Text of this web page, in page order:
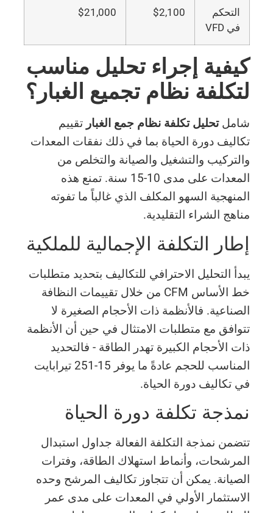
التحكم
في VFD
$2,100
$21,000
كيفية إجراء تحليل مناسب
لتكلفة نظام تجميع الغبار؟
شامل تحليل تكلفة نظام جمع الغبارتقييم
تكاليف دورة الحياة بما في ذلك نفقات المعدات
والتركيب والتشغيل والصيانة والتخلص من
المعدات على مدى 10-15 سنة. تمنع هذه
المنهجية السهو المكلف الذي غالباً ما تفوته
مناهج الشراء التقليدية.
إطار التكلفة الإجمالية للملكية
يبدأ التحليل الاحترافي للتكاليف بتحديد متطلبات
خط الأساس CFM من خلال تقييمات النظافة
الصناعية. فالأنظمة ذات الأحجام الصغيرة لا
تتوافق مع متطلبات الامتثال في حين أن الأنظمة
ذات الأحجام الكبيرة تهدر الطاقة - فالتحديد
المناسب للحجم عادةً ما يوفر 15-251 تيرابايت
في تكاليف دورة الحياة.
نمذجة تكلفة دورة الحياة
تتضمن نمذجة التكلفة الفعالة جداول استبدال
المرشحات، وأنماط استهلاك الطاقة، وفترات
الصيانة. يمكن أن تتجاوز تكاليف المرشح وحده
الاستثمار الأولي في المعدات على مدى عمر